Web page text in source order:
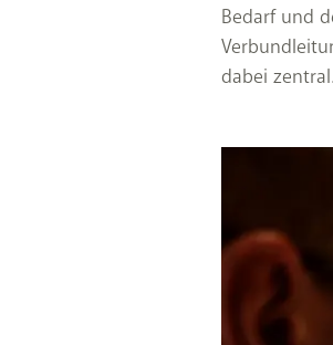
Bedarf und
dabei zentral.